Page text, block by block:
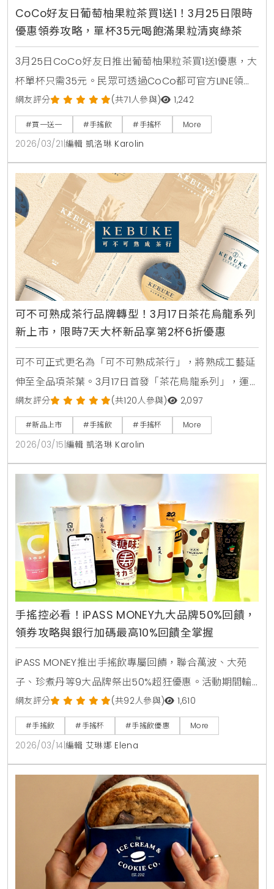
CoCo好友日葡萄柚果粒茶買1送1！3月25日限時
優惠領券攻略，單杯35元喝飽滿果粒清爽綠茶
3月25日CoCo好友日推出葡萄柚果粒茶買1送1優惠，大
杯單杯只需35元。民眾可透過CoCo都可官方LINE領取
優惠券，享受紅葡萄柚果粒與綠茶結合的清爽滋味。
網友評分 (共71人參與) 1,242
#買一送一 #手搖飲 #手搖杯 More
2026/03/21 編輯 凱洛琳 Karolin
可不可熟成茶行品牌轉型！3月17日茶花烏龍系列
新上市，限時7天大杯新品享第2杯6折優惠
可不可正式更名為「可不可熟成茶行」，將熟成工藝延
伸至全品項茶葉。3月17日首發「茶花烏龍系列」，運
用香水拼配工藝打造5款層次豐富的新品。限時7天提供
第2杯6折優惠，邀您一同體驗流動的茶飲生活美學。
網友評分 (共120人參與) 2,097
#新品上市 #手搖飲 #手搖杯 More
2026/03/15 編輯 凱洛琳 Karolin
手搖控必看！iPASS MONEY九大品牌50%回饋，
領券攻略與銀行加碼最高10%回饋全掌握
iPASS MONEY推出手搖飲專屬回饋，聯合萬波、大苑
子、珍煮丹等9大品牌祭出50%超狂優惠。活動期間輸
入指定代碼即可領取優惠券，單筆滿50元即贈25元儲
值金，綁定信用卡最高再享10%回饋。
網友評分 (共92人參與) 1,610
#手搖飲 #手搖杯 #手搖飲優惠 More
2026/03/14 編輯 艾琳娜 Elena